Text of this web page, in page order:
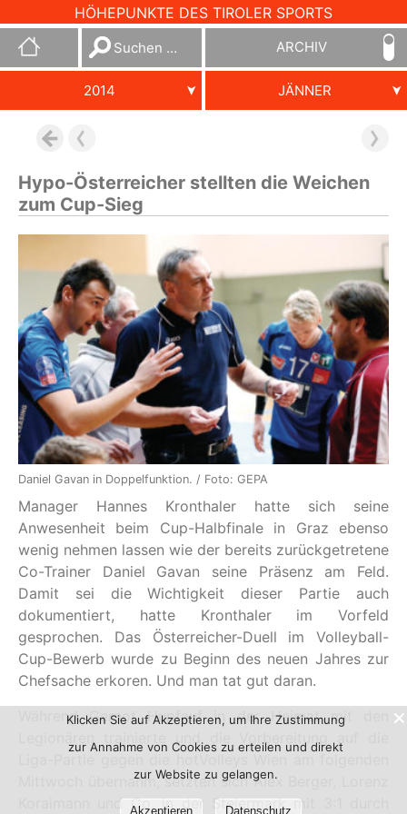
HÖHEPUNKTE DES TIROLER SPORTS
Suchen
nach:
ARCHIV
2014 JÄNNER
Hypo-Österreicher stellten die Weichen
zum Cup-Sieg
Daniel Gavan in Doppelfunktion. / Foto: GEPA
Manager Hannes Kronthaler hatte sich seine
Anwesenheit beim Cup-Halbfinale in Graz ebenso
wenig nehmen lassen wie der bereits zurückgetretene
Co-Trainer Daniel Gavan seine Präsenz am Feld.
Damit sei die Wichtigkeit dieser Partie auch
dokumentiert, hatte Kronthaler im Vorfeld
gesprochen. Das Österreicher-Duell im Volleyball-
Cup-Bewerb wurde zu Beginn des neuen Jahres zur
Chefsache erkoren. Und man tat gut daran.
Während Gernot Hupfauf in der Heimat mit den
Mittwoch übernahm, setzten sich Alex Berger, Lorenz
Koraimann und Co. in der Steiermark mit 3:1 durch
Klicken Sie auf Akzeptieren, um Ihre Zustimmung
zur Annahme von Cookies zu erteilen und direkt
zur Website zu gelangen.
Akzeptieren Datenschutz